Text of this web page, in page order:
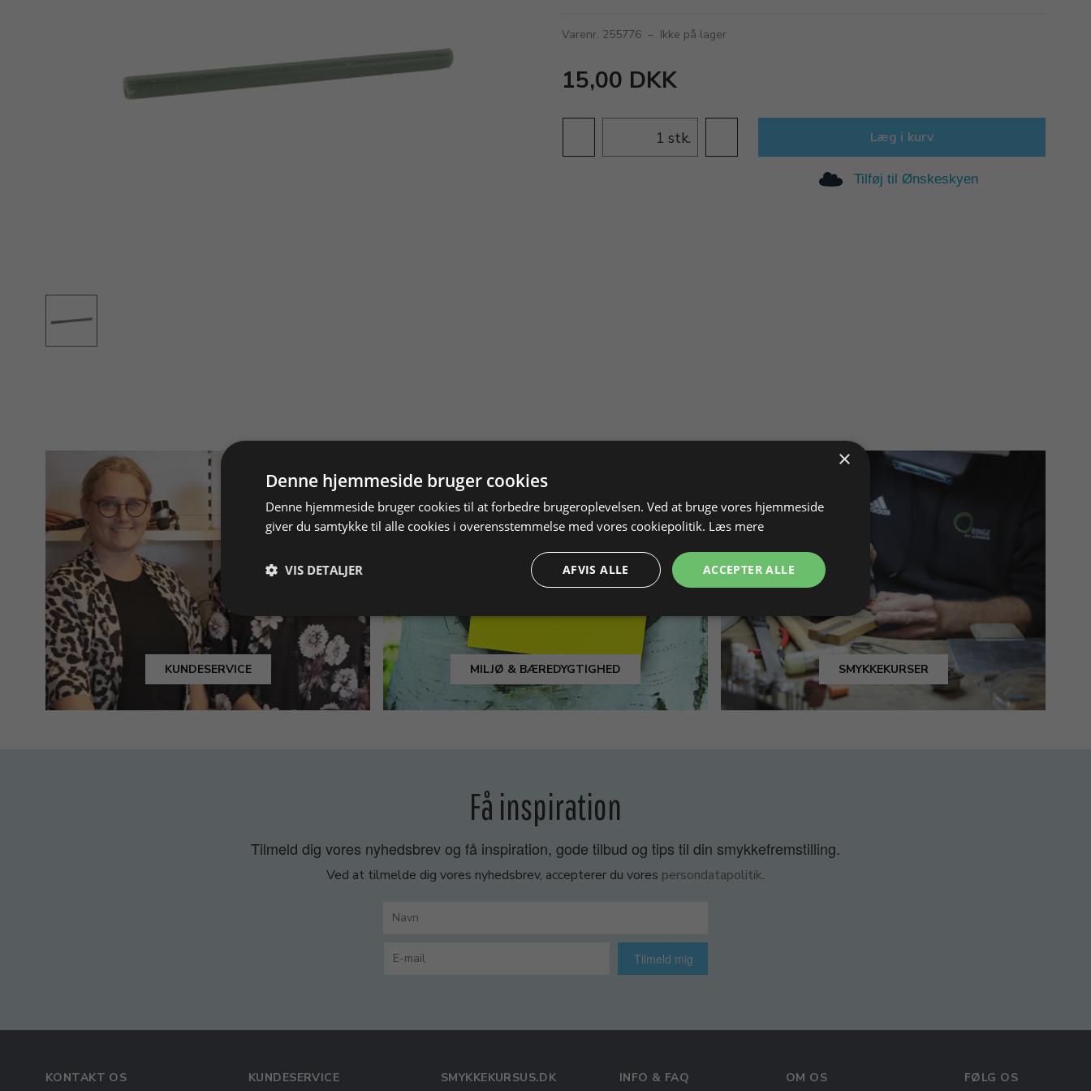
Varenr. 255776 – Ikke på lager
15,00 DKK
stk. Læg i kurv
Tilføj til Ønskeskyen
KUNDESERVICE MILJØ & BÆREDYGTIGHED SMYKKEKURSER
Få inspiration
Tilmeld dig vores nyhedsbrev og få inspiration, gode tilbud og tips til din smykkefremstilling.
Ved at tilmelde dig vores nyhedsbrev, accepterer du vores persondatapolitik.
Tilmeld mig
KONTAKT OS KUNDESERVICE SMYKKEKURSUS.DK INFO & FAQ OM OS FØLG OS
×
Denne hjemmeside bruger cookies
Denne hjemmeside bruger cookies til at forbedre brugeroplevelsen. Ved at bruge vores hjemmeside
giver du samtykke til alle cookies i overensstemmelse med vores cookiepolitik. Læs mere
ACCEPTER ALLE
AFVIS ALLE
VIS DETALJER